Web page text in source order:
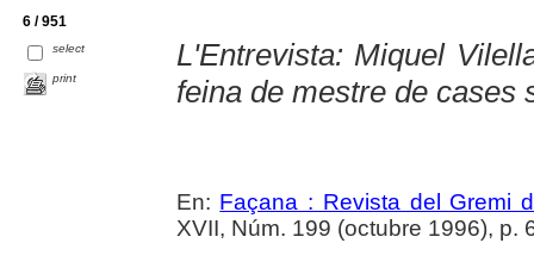
6 / 951
select
print
L'Entrevista: Miquel
feina de mestre de cases
En: Façana : Revista del Gremi
XVII, Núm. 199 (octubre 1996), p.